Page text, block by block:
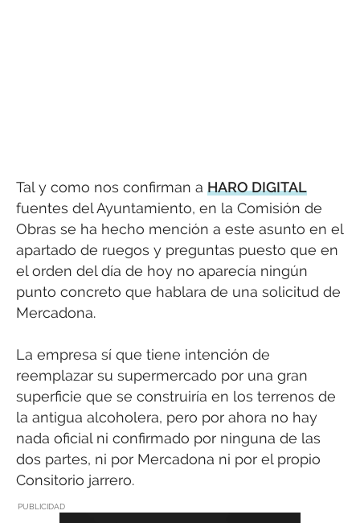
Tal y como nos confirman a HARO DIGITAL
fuentes del Ayuntamiento, en la Comisión de
Obras se ha hecho mención a este asunto en el
apartado de ruegos y preguntas puesto que en
el orden del día de hoy no aparecía ningún
punto concreto que hablara de una solicitud de
Mercadona.
La empresa sí que tiene intención de
reemplazar su supermercado por una gran
superficie que se construiría en los terrenos de
la antigua alcoholera, pero por ahora no hay
nada oficial ni confirmado por ninguna de las
dos partes, ni por Mercadona ni por el propio
Consitorio jarrero.
PUBLICIDAD